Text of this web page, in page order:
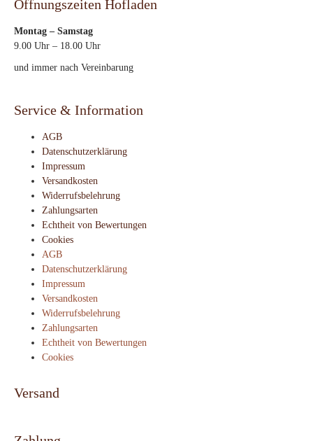
Öffnungszeiten Hofladen
Montag – Samstag
9.00 Uhr – 18.00 Uhr
und immer nach Vereinbarung
Service & Information
AGB
Datenschutzerklärung
Impressum
Versandkosten
Widerrufsbelehrung
Zahlungsarten
Echtheit von Bewertungen
Cookies
AGB
Datenschutzerklärung
Impressum
Versandkosten
Widerrufsbelehrung
Zahlungsarten
Echtheit von Bewertungen
Cookies
Versand